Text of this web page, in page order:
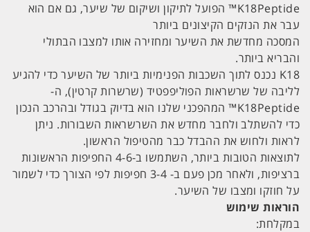
K18Peptide™ הפועל לתיקון ושיקום של שיער, גם אם הוא
עבר את הנזקים הקיצונים ביותר
המסכה מחדשת את השיער ומחזירה אותו למצבו הבתולי
והבריא ביותר.
K18 נכנס לתוך השכבות הפנימיות ביותר של השיער כדי להגיע
לליבה של שרשראות הפוליפפטיד (שרשרות קרטין), ה-
K18Peptide™ המהפכני שלנו הוא בדיוק בגודל ובהרכב הנכון
כדי להשתלב ולחבר מחדש את השרשראות השבורות. ניתן
לראות ולחוש את ההבדל כבר מהטיפול הראשון.
לתוצאות הטובות ביותר, השתמשו ב-4-6 החפיפות הראשונות
ברציפות, ולאחר מכן פעם ב- 3-4 חפיפות לפי הצורך כדי לשמור
על חוזקו ומצבו של השיער.
הוראות שימוש
במקלחת: